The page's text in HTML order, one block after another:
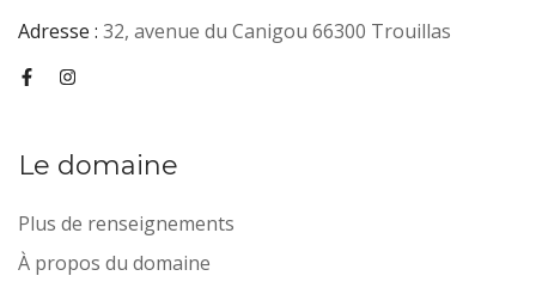
Adresse : 32, avenue du Canigou 66300 Trouillas
Le domaine
Plus de renseignements
À propos du domaine